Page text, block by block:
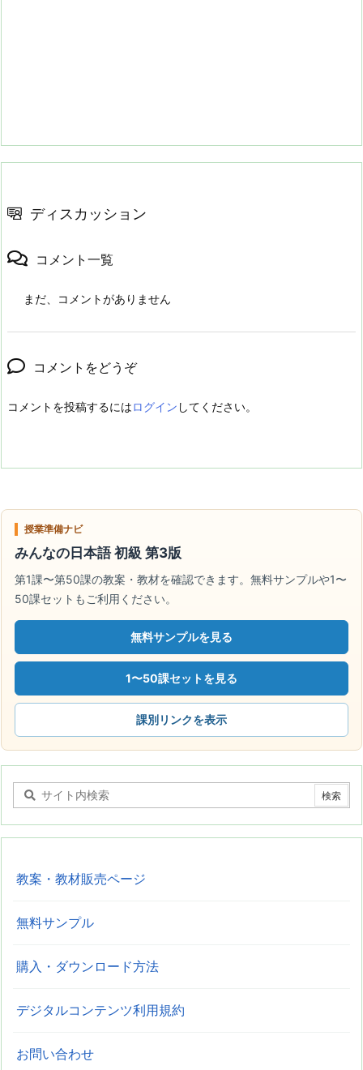
ディスカッション
コメント一覧
まだ、コメントがありません
コメントをどうぞ
コメントを投稿するにはログイン してください。
授業準備ナビ
みんなの日本語 初級 第3版
第1課〜第50課の教案・教材を確認できます。無料サンプルや1〜
50課セットもご利用ください。
無料サンプルを見る
1〜50課セットを見る
課別リンクを表示
教案・教材販売ページ
無料サンプル
購入・ダウンロード方法
デジタルコンテンツ利用規約
お問い合わせ